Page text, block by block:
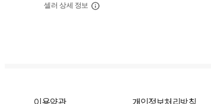
셀러 상세 정보